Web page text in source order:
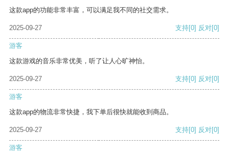
这款app的功能非常丰富，可以满足我不同的社交需求。
2025-09-27 支持[0] 反对[0]
游客
这款游戏的音乐非常优美，听了让人心旷神怡。
2025-09-27 支持[0] 反对[0]
游客
这款app的物流非常快捷，我下单后很快就能收到商品。
2025-09-27 支持[0] 反对[0]
游客